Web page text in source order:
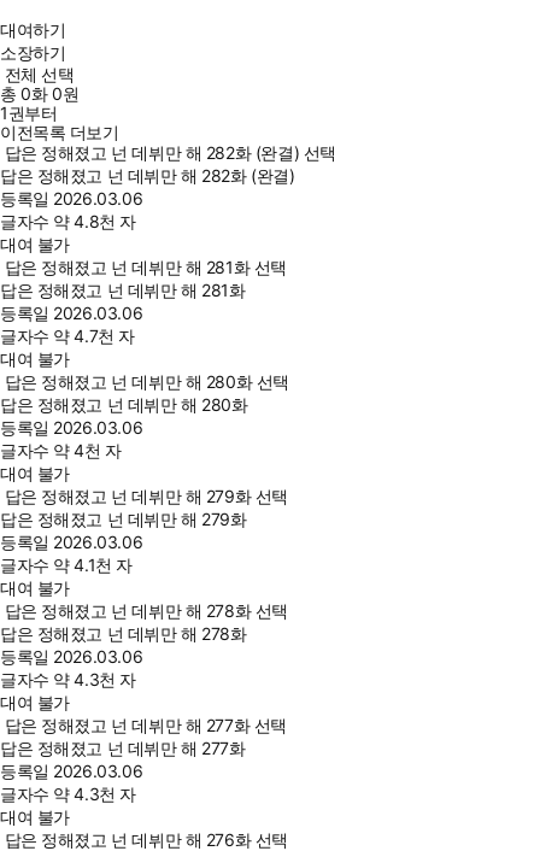
대여하기
소장하기
전체 선택
총0화0원
1권부터
이전목록 더보기
답은 정해졌고 넌 데뷔만 해 282화 (완결) 선택
답은 정해졌고 넌 데뷔만 해 282화 (완결)
등록일 2026.03.06
글자수 약 4.8천 자
대여 불가
답은 정해졌고 넌 데뷔만 해 281화 선택
답은 정해졌고 넌 데뷔만 해 281화
등록일 2026.03.06
글자수 약 4.7천 자
대여 불가
답은 정해졌고 넌 데뷔만 해 280화 선택
답은 정해졌고 넌 데뷔만 해 280화
등록일 2026.03.06
글자수 약 4천 자
대여 불가
답은 정해졌고 넌 데뷔만 해 279화 선택
답은 정해졌고 넌 데뷔만 해 279화
등록일 2026.03.06
글자수 약 4.1천 자
대여 불가
답은 정해졌고 넌 데뷔만 해 278화 선택
답은 정해졌고 넌 데뷔만 해 278화
등록일 2026.03.06
글자수 약 4.3천 자
대여 불가
답은 정해졌고 넌 데뷔만 해 277화 선택
답은 정해졌고 넌 데뷔만 해 277화
등록일 2026.03.06
글자수 약 4.3천 자
대여 불가
답은 정해졌고 넌 데뷔만 해 276화 선택